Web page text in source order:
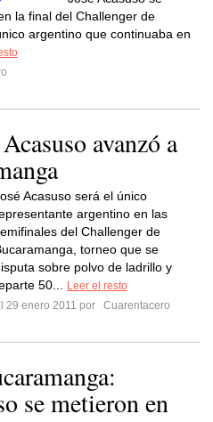
la final del Challenger de
argentino que continuaba en
avanzó a
Acasuso será el único
argentino en las
del Challenger de
torneo que se
sobre polvo de ladrillo y
50...
Leer el resto
29 enero 2011 por
Cuarentacero
se metieron en